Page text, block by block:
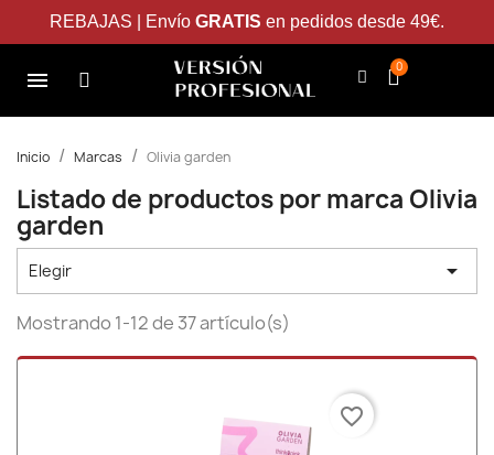
REBAJAS | Envío GRATIS en pedidos desde 49€.
Inicio Marcas Olivia garden
Listado de productos por marca Olivia
garden
Elegir 
Mostrando 1-12 de 37 artículo(s)
favorite_border